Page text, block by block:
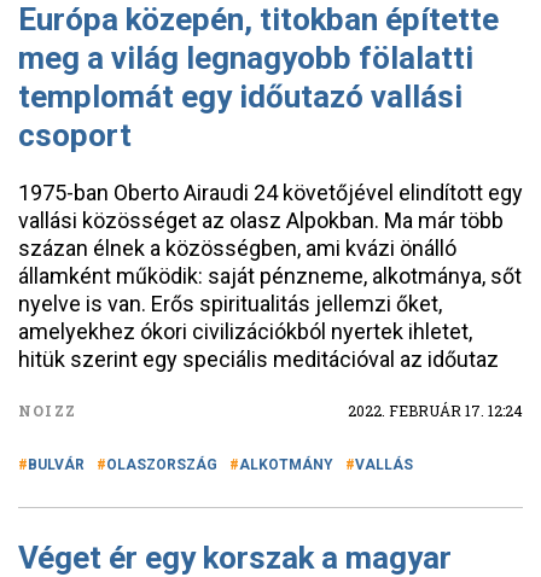
Európa közepén, titokban építette
meg a világ legnagyobb fölalatti
templomát egy időutazó vallási
csoport
1975-ban Oberto Airaudi 24 követőjével elindított egy
vallási közösséget az olasz Alpokban. Ma már több
százan élnek a közösségben, ami kvázi önálló
államként működik: saját pénzneme, alkotmánya, sőt
nyelve is van. Erős spiritualitás jellemzi őket,
amelyekhez ókori civilizációkból nyertek ihletet,
hitük szerint egy speciális meditációval az időutaz
NOIZZ 2022. FEBRUÁR 17. 12:24
BULVÁR OLASZORSZÁG ALKOTMÁNY VALLÁS
Véget ér egy korszak a magyar